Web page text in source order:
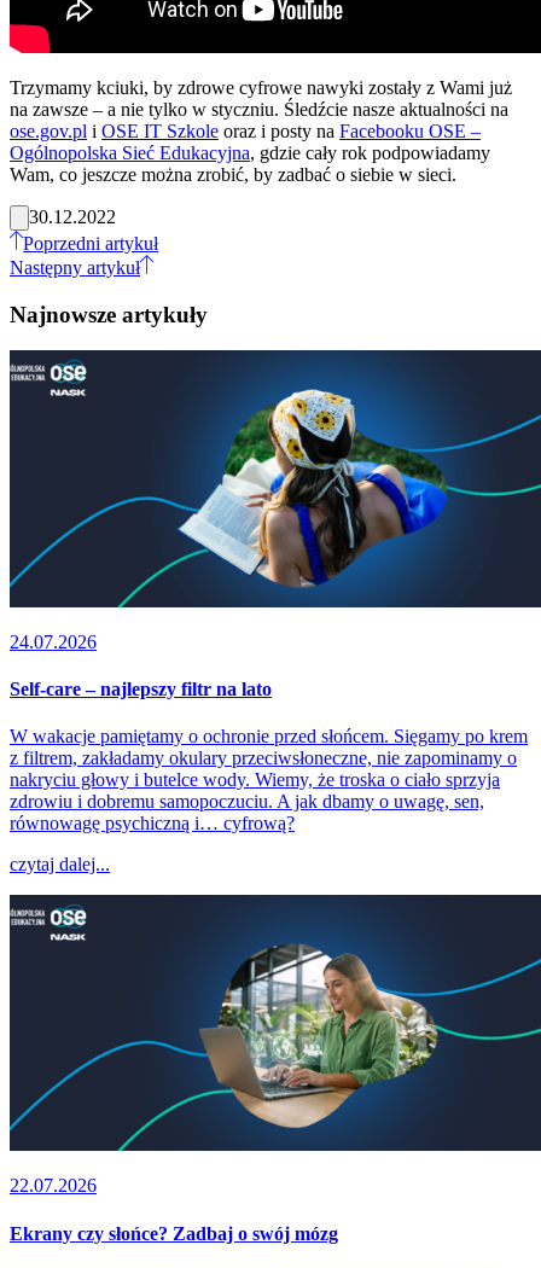
Trzymamy kciuki, by zdrowe cyfrowe nawyki zostały z Wami już
na zawsze – a nie tylko w styczniu. Śledźcie nasze aktualności na
ose.gov.pl i OSE IT Szkole oraz i posty na Facebooku OSE –
Ogólnopolska Sieć Edukacyjna, gdzie cały rok podpowiadamy
Wam, co jeszcze można zrobić, by zadbać o siebie w sieci.
30.12.2022
Poprzedni artykuł
Następny artykuł
Najnowsze artykuły
24.07.2026
Self-care – najlepszy filtr na lato
W wakacje pamiętamy o ochronie przed słońcem. Sięgamy po krem
z filtrem, zakładamy okulary przeciwsłoneczne, nie zapominamy o
nakryciu głowy i butelce wody. Wiemy, że troska o ciało sprzyja
zdrowiu i dobremu samopoczuciu. A jak dbamy o uwagę, sen,
równowagę psychiczną i… cyfrową?
czytaj dalej...
22.07.2026
Ekrany czy słońce? Zadbaj o swój mózg